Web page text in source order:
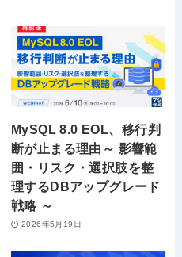
MySQL 8.0 EOL、移行判
断が止まる理由～ 影響範
囲・リスク・選択肢を整
理するDBアップグレード
戦略 ～
2026年5月19日